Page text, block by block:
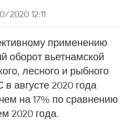
2020 12:11
применению
оборот вьетнамской
лесного и рыбного
августе 2020 года
на 17% по сравнению
2020 года.